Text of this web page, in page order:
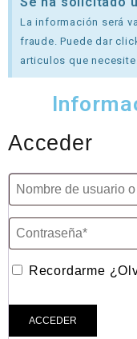
La información será
fraude. Puede dar
articulos que
Acceder
Recordarme
ACCEDER